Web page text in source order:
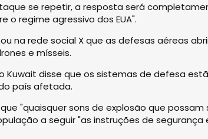
se repetir, a resposta será
o regime agressivo dos EUA".
na rede social X que as defesas aéreas
e mísseis.
Kuwait disse que os sistemas de defesa
país afetada.
"quaisquer sons de explosão que
a seguir "as instruções de